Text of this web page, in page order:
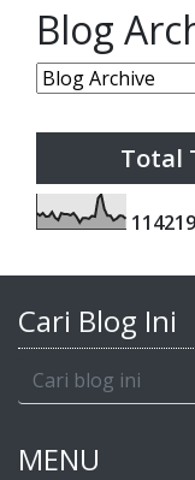
Blog
Total
114219
Cari Blog Ini
MENU